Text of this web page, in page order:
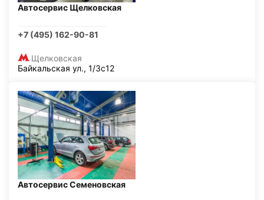
Автосервис Щелковская
+7 (495) 162-90-81
Щелковская
Байкальская ул., 1/3с12
Автосервис Семеновская